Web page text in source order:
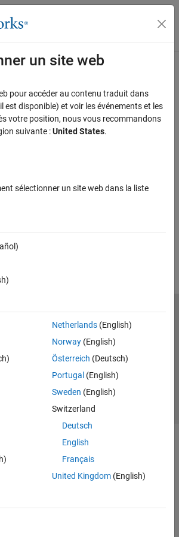
l'affichage du menu
How useful was this information?
un site web
pour accéder au contenu traduit dans
est disponible) et voir les événements et les
votre position, nous vous recommandons
suivante :United States.
sélectionner un site web dans la liste
Netherlands(English)
Norway(English)
Österreich (Deutsch)
Portugal (English)
Sweden (English)
Switzerland
Deutsch
English
Français
United Kingdom(English)
Contacts locaux
Inc.